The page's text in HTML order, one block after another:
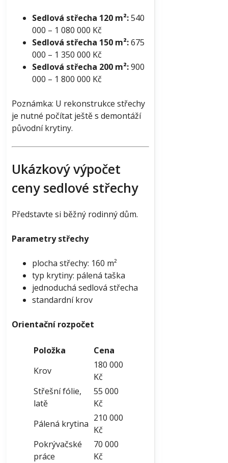
Sedlová střecha 120 m²:540
000 – 1 080 000 Kč
Sedlová střecha 150 m²:675
000 – 1 350 000 Kč
Sedlová střecha 200 m²:900
000 – 1 800 000 Kč
Poznámka: U rekonstrukce střechy
je nutné počítat ještě s demontáží
původní krytiny.
Ukázkový výpočet
ceny sedlové střechy
Představte si běžný rodinný dům.
Parametry střechy
plocha střechy: 160 m²
typ krytiny: pálená taška
jednoduchá sedlová střecha
standardní krov
Orientační rozpočet
Položka
Cena
Krov
180 000
Kč
Střešní fólie,
latě
55 000
Kč
Pálená krytina
210 000
Kč
Pokrývačské
práce
70 000
Kč